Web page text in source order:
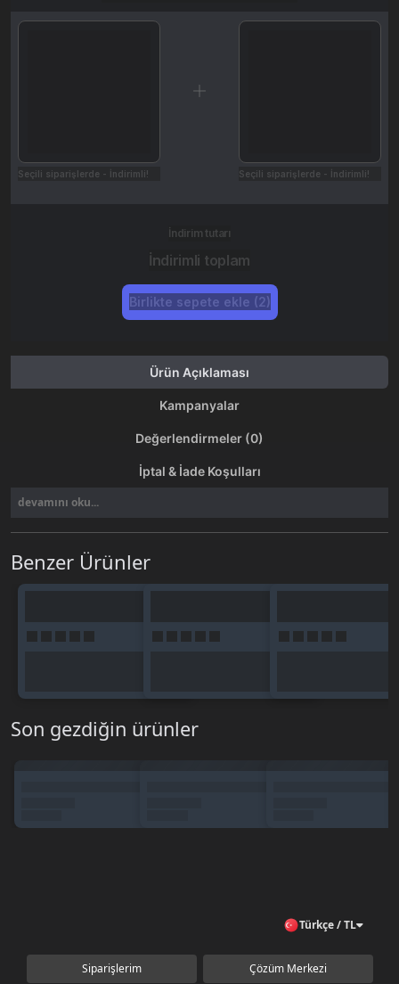
Seçili siparişlerde - İndirimli! Seçili siparişlerde - İndirimli!
İndirim tutarı
İndirimli toplam
Birlikte sepete ekle (2)
Ürün Açıklaması
Kampanyalar
Değerlendirmeler (0)
İptal & İade Koşulları
devamını oku...
Benzer Ürünler
Son gezdiğin ürünler
Türkçe / TL
Siparişlerim Çözüm Merkezi